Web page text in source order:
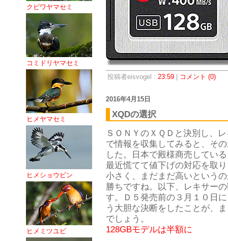
クビワヤマセミ
コミドリヤマセミ
ヒメヤマセミ
ヒメショウビン
ヒメミツユビ
投稿者eisvogel : 23:59| コメント (0)
2016年4月15日
XQDの選択
ＳＯＮＹのＸＱＤと決別し、
で情報を収集してみると、そ
した。日本で殿様商売してい
最近慌てて値下げの対応を取
小さく、まだまだ高いという
勝ちですね。以下、レキサー
す。Ｄ５発売前の３月１０日
う大胆な決断をしたことが、
でしょう。
128GBモデルは半額に